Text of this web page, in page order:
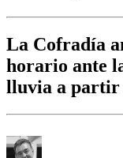
La Cofradía
horario ante
lluvia a partir